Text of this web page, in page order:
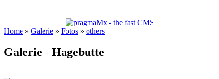
Home » Galerie » Fotos » others
Galerie - Hagebutte